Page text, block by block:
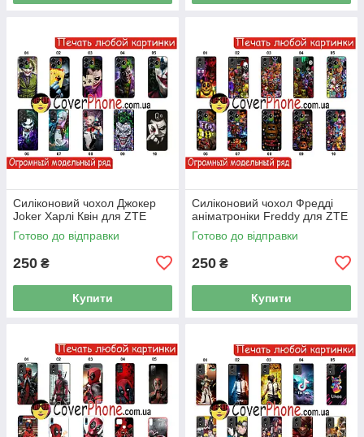
Силіконовий чохол Джокер
Joker Харлі Квін для ZTE
Готово до відправки
250 ₴
Купити
Силіконовий чохол Фредді
аніматроніки Freddy для ZTE
Готово до відправки
250 ₴
Купити